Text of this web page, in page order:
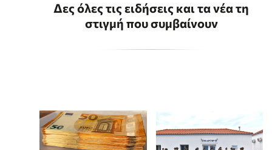
Δες όλες τις ειδήσεις και τα νέα τη
στιγμή που συμβαίνουν